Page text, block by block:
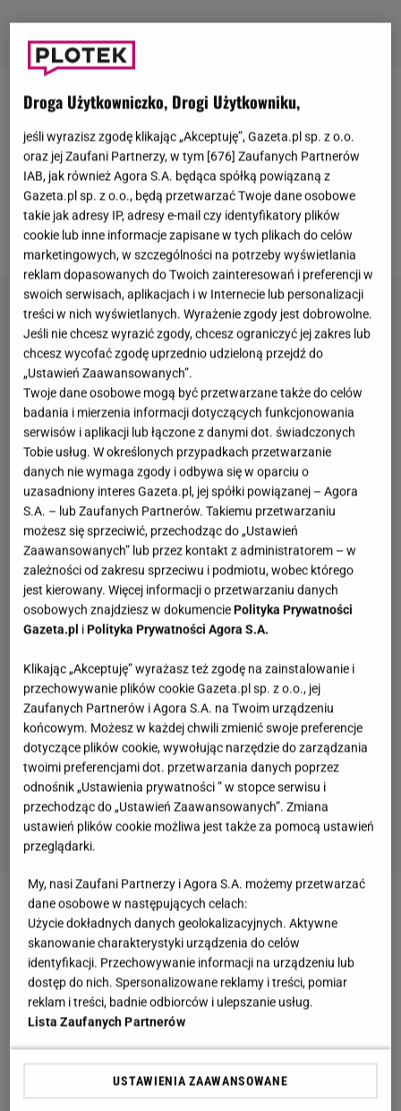
Ostatnio media obiegłyplotki, żeCole Sprouse
Reinhartrozstali się. Faniserialu "Riverdale" nie
mogli uwierzyć, w końcu Sprouse i Reinhart stanowili
idealną parę nie tylko w serialu, ale również w życiu.
Teraz aktorzy zabrali głos i jednoznacznie
zaprzeczyli, że ich związek się rozpadł.
Cole Sprouse i Lili Reinhart są nadal razem
Cole Sprouse i Lili Reinhart zerwali - taka informacja
jeszcze niedawno obiegła zagraniczne media.
Amerykańska prasa doniosła, że o rozstaniu miał
sięprzyjacielowi, że nie układa mu się z Lili Reinhart.
Teraz oboje pojawili się na okładce znanego pisma.
Droga Użytkowniczko, Drogi Użytkowniku,
jeśli wyrazisz zgodę klikając „Akceptuję”, Gazeta.pl sp. z o.o.
oraz jej Zaufani Partnerzy, w tym [676] Zaufanych Partnerów
IAB, jak również Agora S.A. będąca spółką powiązaną z
Gazeta.pl sp. z o.o., będą przetwarzać Twoje dane osobowe
takie jak adresy IP, adresy e-mail czy identyfikatory plików
cookie lub inne informacje zapisane w tych plikach do celów
marketingowych, w szczególności na potrzeby wyświetlania
reklam dopasowanych do Twoich zainteresowań i preferencji w
swoich serwisach, aplikacjach i w Internecie lub personalizacji
treści w nich wyświetlanych. Wyrażenie zgody jest dobrowolne.
Jeśli nie chcesz wyrazić zgody, chcesz ograniczyć jej zakres lub
chcesz wycofać zgodę uprzednio udzieloną przejdź do
„Ustawień Zaawansowanych”.
Twoje dane osobowe mogą być przetwarzane także do celów
badania i mierzenia informacji dotyczących funkcjonowania
serwisów i aplikacji lub łączone z danymi dot. świadczonych
Tobie usług. W określonych przypadkach przetwarzanie
danych nie wymaga zgody i odbywa się w oparciu o
uzasadniony interes Gazeta.pl, jej spółki powiązanej – Agora
S.A. – lub Zaufanych Partnerów. Takiemu przetwarzaniu
możesz się sprzeciwić, przechodząc do „Ustawień
Zaawansowanych” lub przez kontakt z administratorem – w
zależności od zakresu sprzeciwu i podmiotu, wobec którego
jest kierowany. Więcej informacji o przetwarzaniu danych
osobowych znajdziesz w dokumencie Polityka Prywatności
Gazeta.pl i Polityka Prywatności Agora S.A.
Klikając „Akceptuję” wyrażasz też zgodę na zainstalowanie i
przechowywanie plików cookie Gazeta.pl sp. z o.o., jej
Zaufanych Partnerów i Agora S.A. na Twoim urządzeniu
końcowym. Możesz w każdej chwili zmienić swoje preferencje
dotyczące plików cookie, wywołując narzędzie do zarządzania
twoimi preferencjami dot. przetwarzania danych poprzez
odnośnik „Ustawienia prywatności ” w stopce serwisu i
przechodząc do „Ustawień Zaawansowanych”. Zmiana
ustawień plików cookie możliwa jest także za pomocą ustawień
przeglądarki.
My, nasi Zaufani Partnerzy i Agora S.A. możemy przetwarzać
dane osobowe w następujących celach:
Użycie dokładnych danych geolokalizacyjnych. Aktywne
skanowanie charakterystyki urządzenia do celów
identyfikacji. Przechowywanie informacji na urządzeniu lub
dostęp do nich. Spersonalizowane reklamy i treści, pomiar
reklam i treści, badnie odbiorców i ulepszanie usług.
Lista Zaufanych Partnerów
USTAWIENIA ZAAWANSOWANE